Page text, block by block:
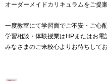
オーダーメイドカリキュラムをご提
一度教室にて学習面でご不安・ご心
学習相談・体験授業はHPまたはお電
みなさまのご来校心よりお待ちしてお